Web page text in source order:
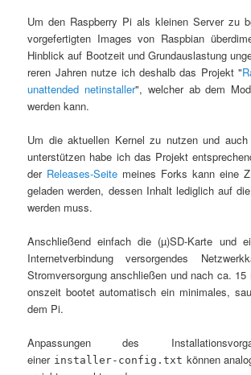
Um den Raspber­ry Pi als klei­nen Ser­ver zu
vor­ge­fer­tig­ten Images von Raspbi­an
Hin­blick auf Boot­zeit und Grund­aus­las­tung
re­ren Jah­ren nut­ze ich des­halb das Pro­jekt "
unat­ten­ded net­in­stal­ler", wel­cher ab dem
wer­den kann.
Um die aktu­el­len Ker­nel zu nut­zen und
unter­stüt­zen habe ich das Pro­jekt
der Releases-Sei­te mei­nes Forks kann eine
ge­la­den wer­den, des­sen Inhalt ledig­lich auf
wer­den muss.
Anschlie­ßend ein­fach die (µ)SD-Karte und
Inter­net­ver­bin­dung ver­sor­gen­des
Strom­ver­sor­gung anschlie­ßen und nach ca.
ons­zeit boo­tet auto­ma­tisch ein mini­ma­les,
dem Pi.
Anpas­sun­gen des
einer installer-config.txt kön­nen